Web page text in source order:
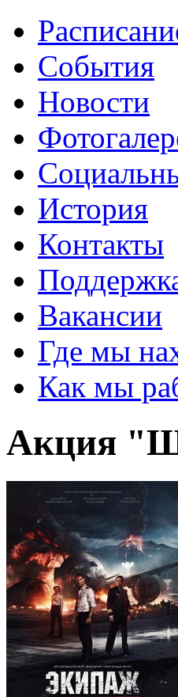
События
Новости
История
Контакты
Вакансии
Где мы
Как мы
Акция